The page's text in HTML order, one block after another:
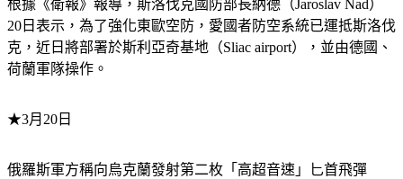
根據《衛報》報導，斯洛伐克國防部長納德（Jaroslav Nad）
20日表示，為了強化東歐空防，愛國者防空系統已運抵斯洛伐
克，近日將部署於斯利亞奇基地（Sliac airport），並由德國、
荷蘭軍隊操作。
★3月20日
俄羅斯軍方稱向烏克蘭發射第二枚「高超音速」匕首飛彈